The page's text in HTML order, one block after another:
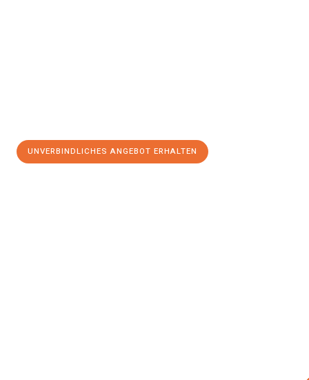
UNVERBINDLICHES ANGEBOT ERHALTEN